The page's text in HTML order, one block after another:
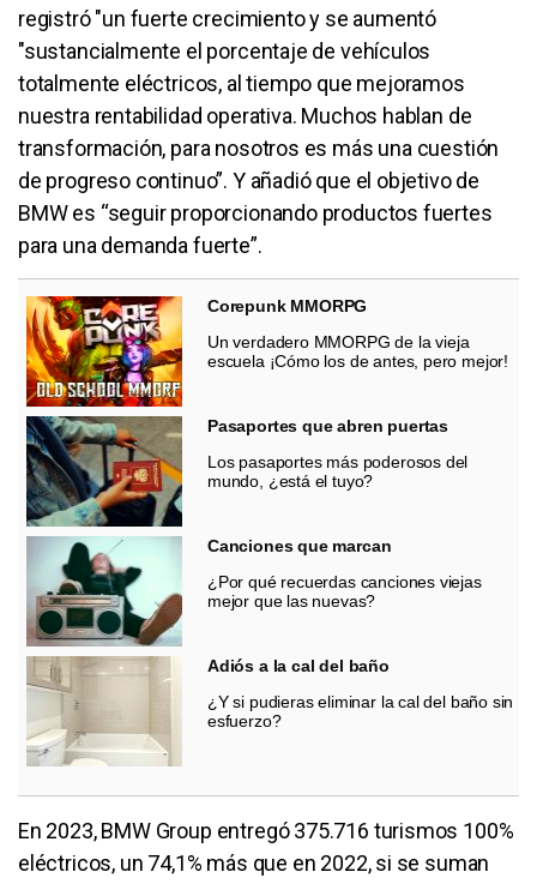
registró "un fuerte crecimiento y se aumentó
"sustancialmente el porcentaje de vehículos
totalmente eléctricos, al tiempo que mejoramos
nuestra rentabilidad operativa. Muchos hablan de
transformación, para nosotros es más una cuestión
de progreso continuo”. Y añadió que el objetivo de
BMW es “seguir proporcionando productos fuertes
para una demanda fuerte”.
Corepunk MMORPG
Un verdadero MMORPG de la vieja
escuela ¡Cómo los de antes, pero mejor!
Pasaportes que abren puertas
Los pasaportes más poderosos del
mundo, ¿está el tuyo?
Canciones que marcan
¿Por qué recuerdas canciones viejas
mejor que las nuevas?
Adiós a la cal del baño
¿Y si pudieras eliminar la cal del baño sin
esfuerzo?
En 2023, BMW Group entregó 375.716 turismos 100%
eléctricos, un 74,1% más que en 2022, si se suman